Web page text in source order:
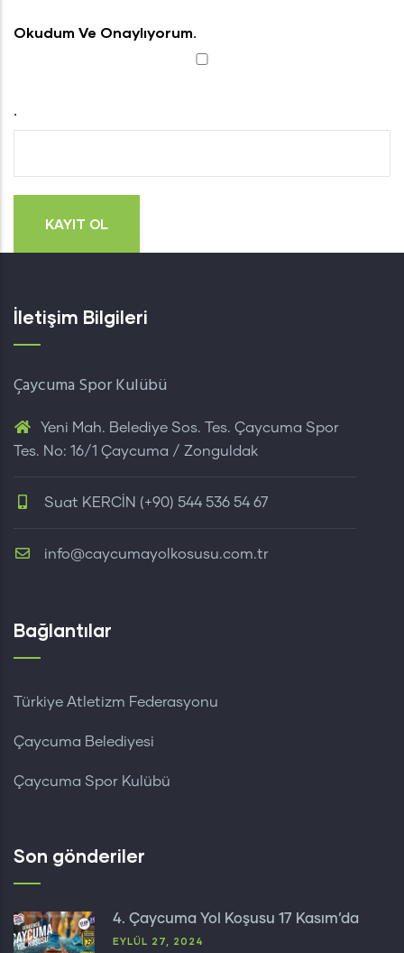
Okudum Ve Onaylıyorum.
.
İletişim Bilgileri
Çaycuma Spor Kulübü
Yeni Mah. Belediye Sos. Tes. Çaycuma Spor
Tes. No: 16/1 Çaycuma / Zonguldak
Suat KERCİN (+90) 544 536 54 67
info@caycumayolkosusu.com.tr
Bağlantılar
Türkiye Atletizm Federasyonu
Çaycuma Belediyesi
Çaycuma Spor Kulübü
Son gönderiler
4. Çaycuma Yol Koşusu 17 Kasım’da
EYLÜL 27, 2024